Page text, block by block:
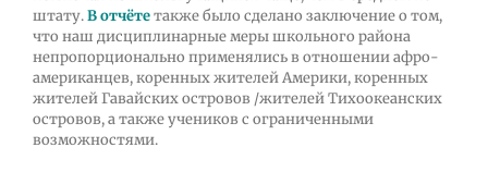
штату.В отчётетакже было сделано заключение о том,
что наш дисциплинарные меры школьного района
непропорционально применялись в отношении афро-
американцев, коренных жителей Америки, коренных
жителей Гавайских островов /жителей Тихоокеанских
островов, а также учеников с ограниченными
возможностями.